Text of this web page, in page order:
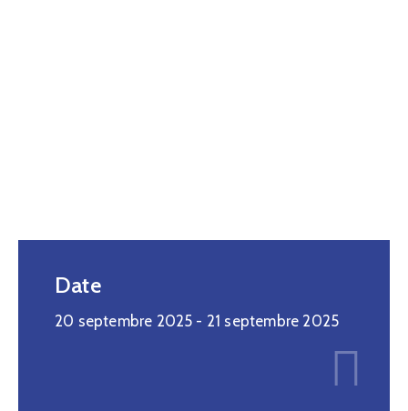
Date
20 septembre 2025 - 21 septembre 2025